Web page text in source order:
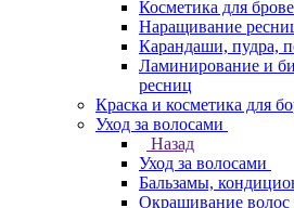
Косметика для
Наращивание
Карандаши, пудра,
Ламинирование и
ресниц
Краска и косметика для
Уход за волосами
Назад
Уход за волосами
Бальзамы,
Окрашивание волос